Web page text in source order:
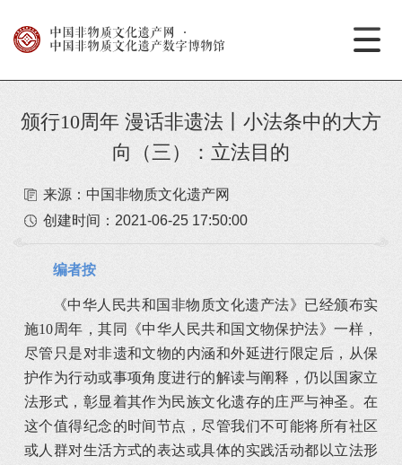
中国非物质文化遗产网
·
中国非物质文化遗产数字博物馆
颁行10周年 漫话非遗法丨小法条中的大方
向（三）：立法目的
来源：中国非物质文化遗产网
创建时间： 2021-06-25 17:50:00
编者按
《中华人民共和国非物质文化遗产法》已经颁布实
施10周年，其同《中华人民共和国文物保护法》一样，
尽管只是对非遗和文物的内涵和外延进行限定后，从保
护作为行动或事项角度进行的解读与阐释，仍以国家立
法形式，彰显着其作为民族文化遗存的庄严与神圣。在
这个值得纪念的时间节点，尽管我们不可能将所有社区
或人群对生活方式的表达或具体的实践活动都以立法形